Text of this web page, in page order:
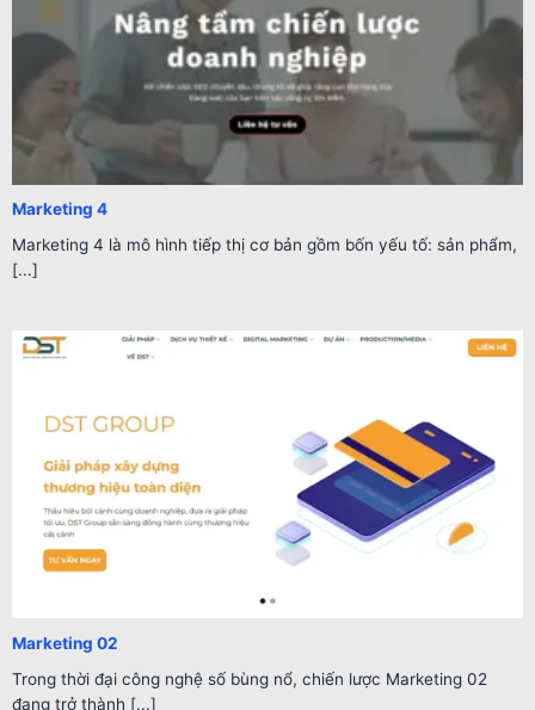
Marketing 4
Marketing 4 là mô hình tiếp thị cơ bản gồm bốn yếu tố: sản phẩm,
[...]
Marketing 02
Trong thời đại công nghệ số bùng nổ, chiến lược Marketing 02
đang trở thành [...]